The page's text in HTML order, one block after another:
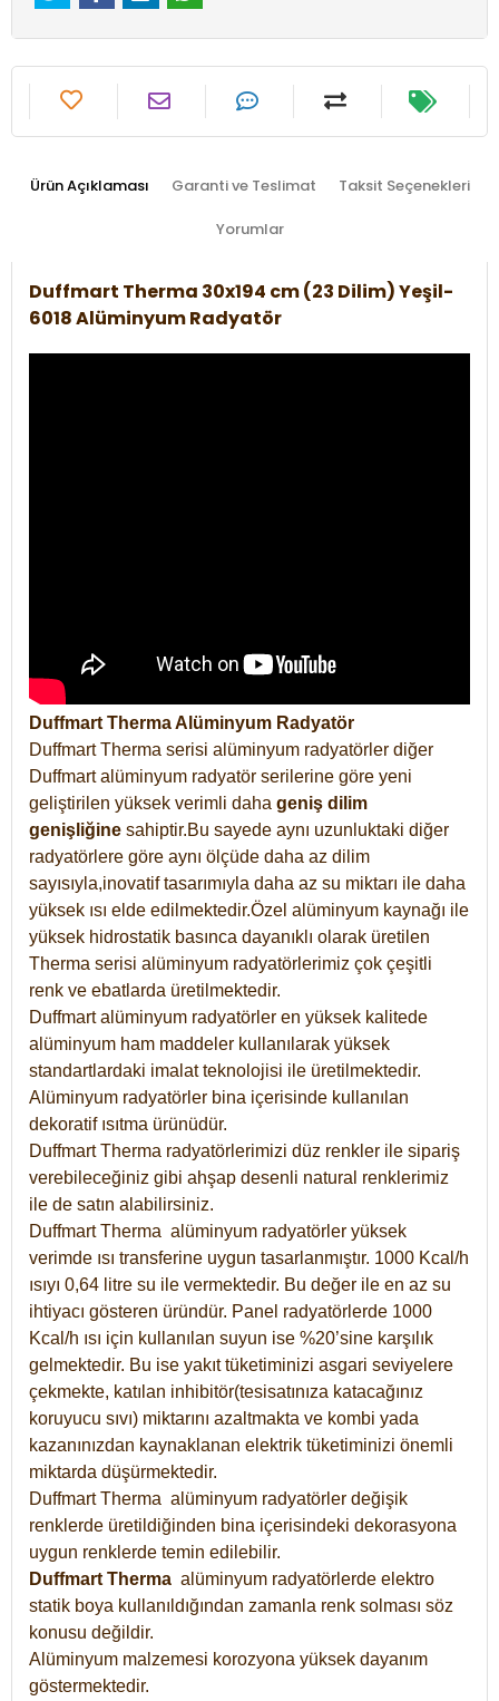
Ürün Açıklaması Garanti ve Teslimat Taksit Seçenekleri
Yorumlar
Duffmart Therma 30x194 cm (23 Dilim) Yeşil-
6018 Alüminyum Radyatör
Duffmart Therma Alüminyum Radyatör
Duffmart Therma serisi alüminyum radyatörler diğer
Duffmart alüminyum radyatör serilerine göre yeni
geliştirilen yüksek verimli daha geniş dilim
genişliğine sahiptir.Bu sayede aynı uzunluktaki diğer
radyatörlere göre aynı ölçüde daha az dilim
sayısıyla,inovatif tasarımıyla daha az su miktarı ile daha
yüksek ısı elde edilmektedir.Özel alüminyum kaynağı ile
yüksek hidrostatik basınca dayanıklı olarak üretilen
Therma serisi alüminyum radyatörlerimiz çok çeşitli
renk ve ebatlarda üretilmektedir.
Duffmart alüminyum radyatörler en yüksek kalitede
alüminyum ham maddeler kullanılarak yüksek
standartlardaki imalat teknolojisi ile üretilmektedir.
Alüminyum radyatörler bina içerisinde kullanılan
dekoratif ısıtma ürünüdür.
Duffmart Therma radyatörlerimizi düz renkler ile sipariş
verebileceğiniz gibi ahşap desenli natural renklerimiz
ile de satın alabilirsiniz.
Duffmart Therma alüminyum radyatörler yüksek
verimde ısı transferine uygun tasarlanmıştır. 1000 Kcal/h
ısıyı 0,64 litre su ile vermektedir. Bu değer ile en az su
ihtiyacı gösteren üründür. Panel radyatörlerde 1000
Kcal/h ısı için kullanılan suyun ise %20’sine karşılık
gelmektedir. Bu ise yakıt tüketiminizi asgari seviyelere
çekmekte, katılan inhibitör(tesisatınıza katacağınız
koruyucu sıvı) miktarını azaltmakta ve kombi yada
kazanınızdan kaynaklanan elektrik tüketiminizi önemli
miktarda düşürmektedir.
Duffmart Therma alüminyum radyatörler değişik
renklerde üretildiğinden bina içerisindeki dekorasyona
uygun renklerde temin edilebilir.
Duffmart Therma alüminyum radyatörlerde elektro
statik boya kullanıldığından zamanla renk solması söz
konusu değildir.
Alüminyum malzemesi korozyona yüksek dayanım
göstermektedir.